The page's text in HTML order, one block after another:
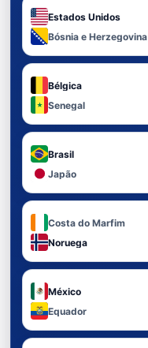
Estados Unidos
Bósnia e Herzegovina
Bélgica
Senegal
Brasil
Japão
Costa do Marfim
Noruega
México
Equador